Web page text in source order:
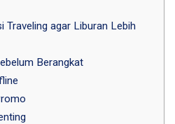
Traveling agar Liburan Lebih
Berangkat